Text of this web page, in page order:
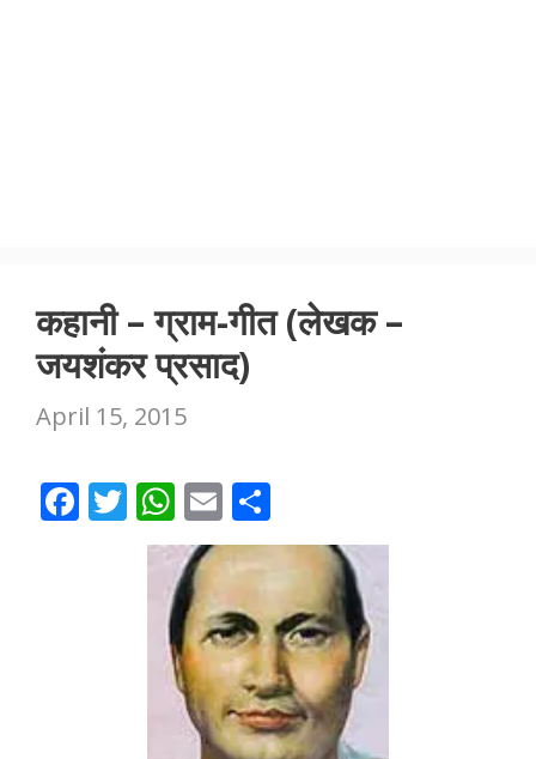
कहानी – ग्राम-गीत (लेखक –
जयशंकर प्रसाद)
April 15, 2015
F T
w
W
h
at
s
A
p
p
E
m
ai
l
h
ar
e